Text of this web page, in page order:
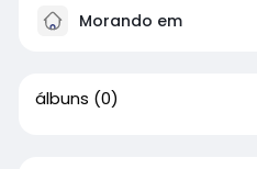
Morando em
álbuns (0)